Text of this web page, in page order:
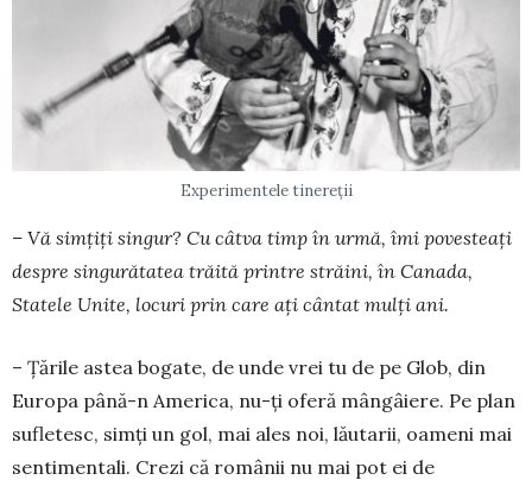
Experimentele tinereții
– Vă simțiți singur? Cu câtva timp în urmă, îmi povesteați
despre singurătatea trăită printre străini, în Canada,
Statele Unite, locuri prin care ați cântat mulți ani.
– Țările astea bogate, de unde vrei tu de pe Glob, din
Europa până-n America, nu-ți oferă mân­gâiere. Pe plan
sufletesc, simți un gol, mai ales noi, lăutarii, oameni mai
sentimentali. Crezi că românii nu mai pot ei de